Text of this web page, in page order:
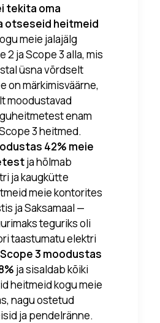
tekita oma
otseseid heitmeid
meie jalajälg
2 ja Scope 3 alla, mis
üsna võrdselt
on märkimisväärne,
moodustavad
enam
3 heitmed.
42% meie
ja hõlmab
ja kaugkütte
meie kontorites
ja Saksamaal —
teguriks oli
taastumatu elektri
Scope 3 moodustas
ja sisaldab kõiki
heitmeid kogu meie
nagu ostetud
ja pendelränne.